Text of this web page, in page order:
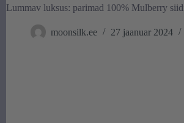
Lummav luksus: parimad 100% Mulberry
moonsilk.ee 27 jaanuar 2024